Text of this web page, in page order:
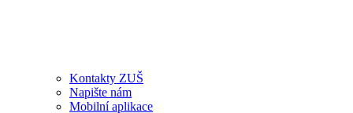
Kontakty ZUŠ
Napište nám
Mobilní aplikace